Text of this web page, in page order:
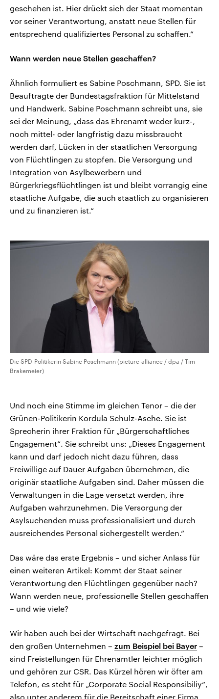
geschehen ist. Hier drückt sich der Staat momentan
vor seiner Verantwortung, anstatt neue Stellen für
entsprechend qualifiziertes Personal zu schaffen.“
Wann werden neue Stellen geschaffen?
Ähnlich formuliert es Sabine Poschmann, SPD. Sie ist
Beauftragte der Bundestagsfraktion für Mittelstand
und Handwerk. Sabine Poschmann schreibt uns, sie
sei der Meinung, „dass das Ehrenamt weder kurz-,
noch mittel- oder langfristig dazu missbraucht
werden darf, Lücken in der staatlichen Versorgung
von Flüchtlingen zu stopfen. Die Versorgung und
Integration von Asylbewerbern und
Bürgerkriegsflüchtlingen ist und bleibt vorrangig eine
staatliche Aufgabe, die auch staatlich zu organisieren
und zu finanzieren ist.“
Die SPD-Politikerin Sabine Poschmann (picture-alliance / dpa / Tim
Brakemeier)
Und noch eine Stimme im gleichen Tenor – die der
Grünen-Politikerin Kordula Schulz-Asche. Sie ist
Sprecherin ihrer Fraktion für „Bürgerschaftliches
Engagement“. Sie schreibt uns: „Dieses Engagement
kann und darf jedoch nicht dazu führen, dass
Freiwillige auf Dauer Aufgaben übernehmen, die
originär staatliche Aufgaben sind. Daher müssen die
Verwaltungen in die Lage versetzt werden, ihre
Aufgaben wahrzunehmen. Die Versorgung der
Asylsuchenden muss professionalisiert und durch
ausreichendes Personal sichergestellt werden.“
Das wäre das erste Ergebnis – und sicher Anlass für
einen weiteren Artikel: Kommt der Staat seiner
Verantwortung den Flüchtlingen gegenüber nach?
Wann werden neue, professionelle Stellen geschaffen
– und wie viele?
Wir haben auch bei der Wirtschaft nachgefragt. Bei
den großen Unternehmen – zum Beispiel bei Bayer –
sind Freistellungen für Ehrenamtler leichter möglich
und gehören zur CSR. Das Kürzel hören wir öfter am
Telefon, es steht für „Corporate Social Responsibiliy“,
also unter anderem für die Bereitschaft einer Firma,